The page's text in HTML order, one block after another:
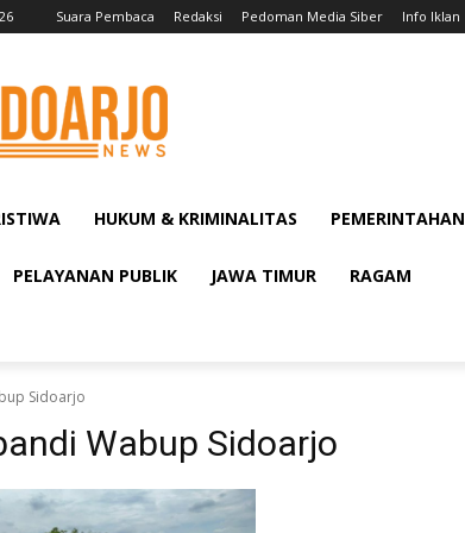
Suara Pembaca Redaksi Pedoman Media Siber Info Iklan
HUKUM & KRIMINALITAS PEMERINTAHAN
PELAYANAN PUBLIK JAWA TIMUR RAGAM
Sidoarjo
Wabup Sidoarjo